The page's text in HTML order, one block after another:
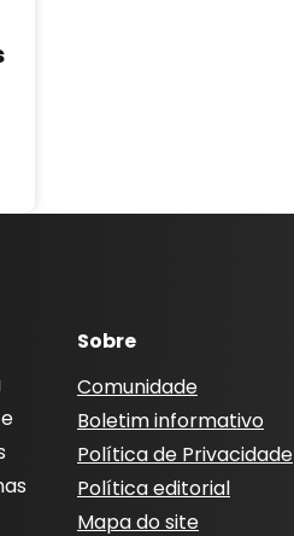
Sobre
Comunidade
Boletim informativo
Política de Privacidade
Política editorial
Mapa do site